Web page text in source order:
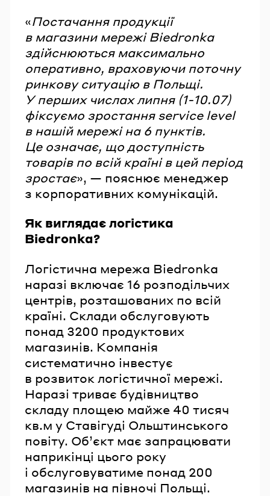
«Постачання продукції
в магазини мережі Biedronka
здійснюються максимально
оперативно, враховуючи поточну
ринкову ситуацію в Польщі.
У перших числах липня (1-10.07)
фіксуємо зростання service level
в нашій мережі на 6 пунктів.
Це означає, що доступність
товарів по всій країні в цей період
зростає», — пояснює менеджер
з корпоративних комунікацій.
Як виглядає логістика
Biedronka?
Логістична мережа Biedronka
наразі включає 16 розподільчих
центрів, розташованих по всій
країні. Склади обслуговують
понад 3200 продуктових
магазинів. Компанія
систематично інвестує
в розвиток логістичної мережі.
Наразі триває будівництво
складу площею майже 40 тисяч
кв.м у Ставігуді Ольштинського
повіту. Об’єкт має запрацювати
наприкінці цього року
і обслуговуватиме понад 200
магазинів на півночі Польщі.